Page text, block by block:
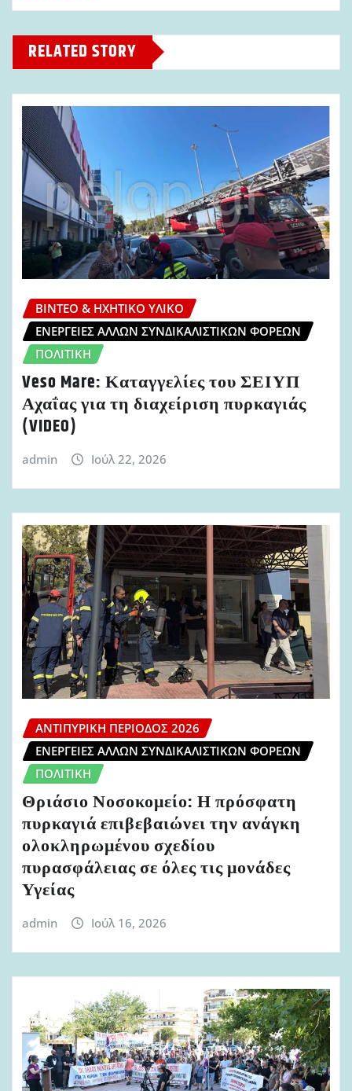
RELATED STORY
ΒΊΝΤΕΟ & ΗΧΗΤΙΚΌ ΥΛΙΚΌ
ΕΝΈΡΓΕΙΕΣ ΆΛΛΩΝ ΣΥΝΔΙΚΑΛΙΣΤΙΚΏΝ ΦΟΡΈΩΝ
ΠΟΛΙΤΙΚΉ
Veso Mare: Καταγγελίες του ΣΕΙΥΠ
Αχαΐας για τη διαχείριση πυρκαγιάς
(VIDEO)
admin Ιούλ 22, 2026
ΑΝΤΙΠΥΡΙΚΉ ΠΕΡΊΟΔΟΣ 2026
ΕΝΈΡΓΕΙΕΣ ΆΛΛΩΝ ΣΥΝΔΙΚΑΛΙΣΤΙΚΏΝ ΦΟΡΈΩΝ
ΠΟΛΙΤΙΚΉ
Θριάσιο Νοσοκομείο: Η πρόσφατη
πυρκαγιά επιβεβαιώνει την ανάγκη
ολοκληρωμένου σχεδίου
πυρασφάλειας σε όλες τις μονάδες
Υγείας
admin Ιούλ 16, 2026